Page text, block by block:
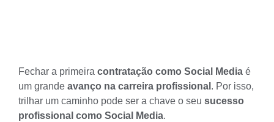
Fechar a primeira contratação como Social Media é
um grande avanço na carreira profissional . Por isso,
trilhar um caminho pode ser a chave o seu sucesso
profissional como Social Media.